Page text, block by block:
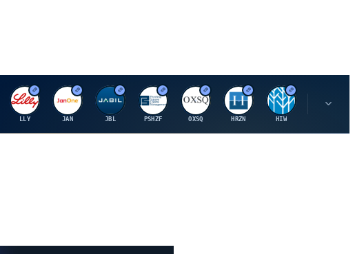
E
LLY
J
JAN
J
JBL
P
PSHZF
O
OXSQ
H
HRZN
H
HIW
U